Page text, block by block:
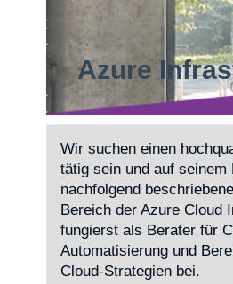
Azure
Wir suchen einen
tätig sein und auf
nachfolgend
Bereich der Azure Cloud
fungierst als Berater für
Automatisierung und
Cloud-Strategien bei.